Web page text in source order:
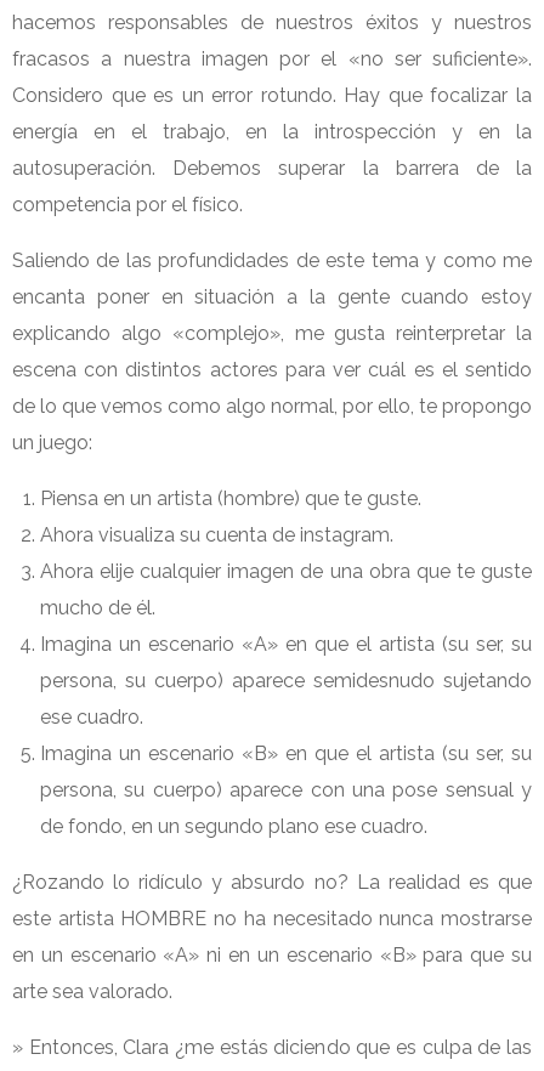
hacemos responsables de nuestros éxitos y nuestros
fracasos a nuestra imagen por el «no ser suficiente».
Considero que es un error rotundo. Hay que focalizar la
energía en el trabajo, en la introspección y en la
autosuperación. Debemos superar la barrera de la
competencia por el físico.
Saliendo de las profundidades de este tema y como me
encanta poner en situación a la gente cuando estoy
explicando algo «complejo», me gusta reinterpretar la
escena con distintos actores para ver cuál es el sentido
de lo que vemos como algo normal, por ello, te propongo
un juego:
Piensa en un artista (hombre) que te guste.
Ahora visualiza su cuenta de instagram.
Ahora elije cualquier imagen de una obra que te guste
mucho de él.
Imagina un escenario «A» en que el artista (su ser, su
persona, su cuerpo) aparece semidesnudo sujetando
ese cuadro.
Imagina un escenario «B» en que el artista (su ser, su
persona, su cuerpo) aparece con una pose sensual y
de fondo, en un segundo plano ese cuadro.
¿Rozando lo ridículo y absurdo no? La realidad es que
este artista HOMBRE no ha necesitado nunca mostrarse
en un escenario «A» ni en un escenario «B» para que su
arte sea valorado.
» Entonces, Clara ¿me estás diciendo que es culpa de las